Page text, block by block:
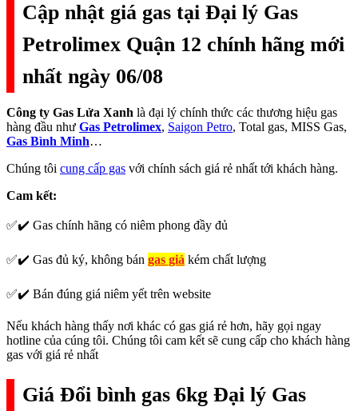
Cập nhật giá gas tại Đại lý Gas
Petrolimex Quận 12 chính hãng mới
nhất ngày 06/08
Công ty Gas Lửa Xanh là đại lý chính thức các thương hiệu gas
hàng đầu như Gas Petrolimex, Saigon Petro, Total gas, MISS Gas,
Gas Bình Minh…
Chúng tôi cung cấp gas với chính sách giá rẻ nhất tới khách hàng.
Cam kết:
✅✔️ Gas chính hãng có niêm phong đầy đủ
✅✔️ Gas đủ ký, không bán gas giả kém chất lượng
✅✔️ Bán đúng giá niêm yết trên website
Nếu khách hàng thấy nơi khác có gas giá rẻ hơn, hãy gọi ngay
hotline của cúng tôi. Chúng tôi cam kết sẽ cung cấp cho khách hàng
gas với giá rẻ nhất
Giá Đổi bình gas 6kg Đại lý Gas